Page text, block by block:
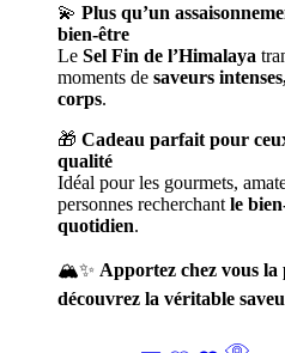
💫 Plus qu’un
bien-être
Le Sel Fin de l’Himalaya
moments de saveurs
corps.
🎁 Cadeau parfait pour
qualité
Idéal pour les gourmets,
personnes recherchant le
quotidien.
🏔️✨ Apportez chez vous la
découvrez la véritable